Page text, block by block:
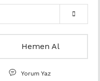
Hemen Al
Yorum Yaz